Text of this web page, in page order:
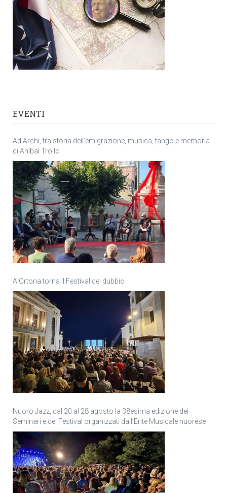
EVENTI
Ad Archi, tra storia dell’emigrazione, musica, tango e memoria
di Anìbal Troilo
A Ortona torna il Festival del dubbio
Nuoro Jazz, dal 20 al 28 agosto la 38esima edizione dei
Seminari e del Festival organizzati dall’Ente Musicale nuorese